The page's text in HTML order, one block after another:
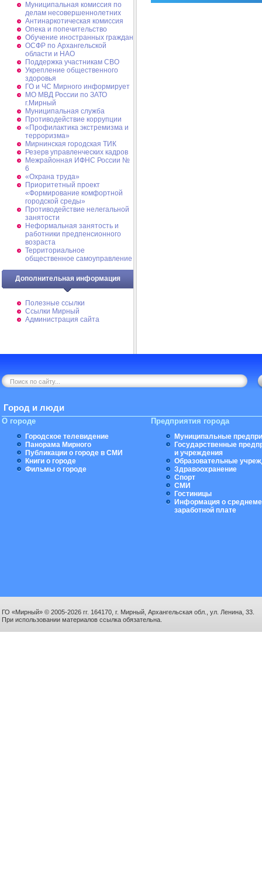
Муниципальная комиссия по
делам несовершеннолетних
Антинаркотическая комиссия
Опека и попечительство
Обучение иностранных граждан
ОСФР по Архангельской
области и НАО
Поддержка участникам СВО
Укрепление общественного
здоровья
ГО и ЧС Мирного информирует
МО МВД России по ЗАТО
г.Мирный
Муниципальная cлужба
Противодействие коррупции
«Профилактика экстремизма и
терроризма»
Мирнинская городская ТИК
Резерв управленческих кадров
Межрайонная ИФНС России №
6
«Охрана труда»
Приоритетный проект
«Формирование комфортной
городской среды»
Противодействие нелегальной
занятости
Неформальная занятость и
работники предпенсионного
возраста
Территориальное
общественное самоуправление
Дополнительная информация
Полезные ссылки
Ссылки Мирный
Администрация сайта
Город и люди
О городе
Городское телевидение
Панорама Мирного
Публикации о городе в СМИ
Книги о городе
Фильмы о городе
Предприятия города
Муниципальные
Государственные
и учреждения
Образовательные
Здравоохранение
Спорт
СМИ
Гостиницы
Информация о
заработной плате
ГО «Мирный» © 2005-2026 гг. 164170, г. Мирный, Архангельская обл., ул. Ленина, 33.
При использовании материалов ссылка обязательна.